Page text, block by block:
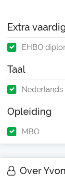
Extra
EHBO
Taal
Nederlands
Opleiding
MBO
Over